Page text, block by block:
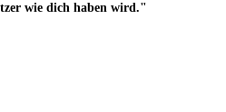
wie dich haben wird."